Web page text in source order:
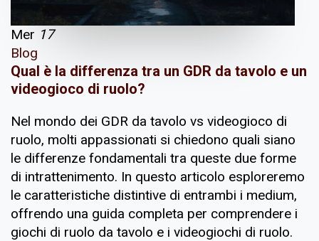
Mer 17
Blog
Qual è la differenza tra un GDR da tavolo e un
videogioco di ruolo?
Nel mondo dei GDR da tavolo vs videogioco di
ruolo, molti appassionati si chiedono quali siano
le differenze fondamentali tra queste due forme
di intrattenimento. In questo articolo esploreremo
le caratteristiche distintive di entrambi i medium,
offrendo una guida completa per comprendere i
giochi di ruolo da tavolo e i videogiochi di ruolo.